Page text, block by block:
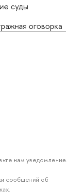
суды
оговорка
нам уведомление.
сообщений об